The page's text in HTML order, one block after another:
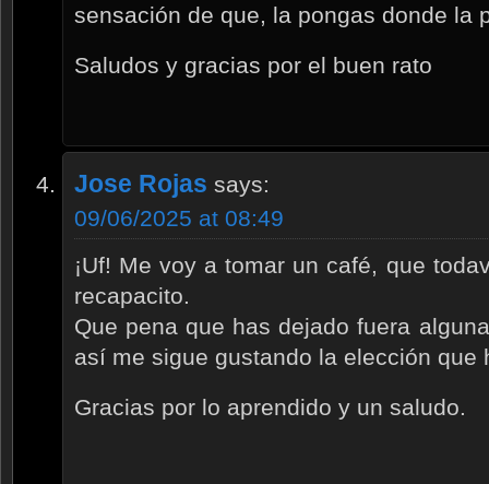
sensación de que, la pongas donde la
Saludos y gracias por el buen rato
Jose Rojas says:
09/06/2025 at 08:49
¡Uf! Me voy a tomar un café, que
recapacito.
Que pena que has dejado fuera
así me sigue gustando la elección que
Gracias por lo aprendido y un saludo.